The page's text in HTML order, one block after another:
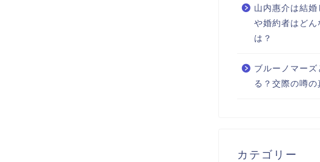
山内惠介は結
や婚約者はど
は？
ブルーノマーズ
る？交際の噂の
カテゴリー